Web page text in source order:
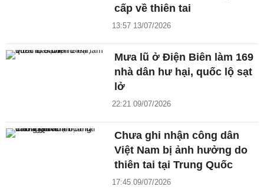
cấp về thiên tai
13:57 13/07/2026
Mưa lũ ở Điện Biên làm 169
nhà dân hư hại, quốc lộ sạt
lở
22:21 09/07/2026
Chưa ghi nhận công dân
Việt Nam bị ảnh hưởng do
thiên tai tại Trung Quốc
17:45 09/07/2026